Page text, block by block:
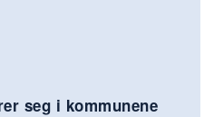
seg i kommunene